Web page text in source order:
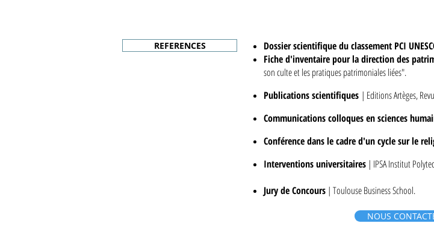
REFERENCES Dossier scientifique du classement PCI
Fiche d'inventaire pour la direction des
son culte et les pratiques patrimoniales liées".
Publications scientifiques | Editions Artèges,
Communications colloques en sciences
Conférence dans le cadre d'un cycle sur le
Interventions universitaires | IPSA Institut
Jury de Concours | Toulouse Business School.
NOUS